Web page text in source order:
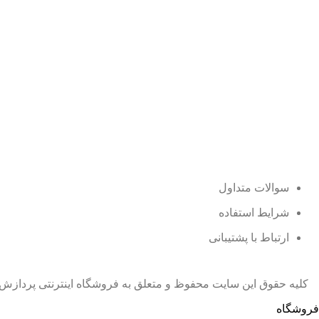
سوالات متداول
شرایط استفاده
ارتباط با پشتیبانی
کلیه حقوق این سایت محفوظ و متعلق به فروشگاه اینترنتی
فروشگاه